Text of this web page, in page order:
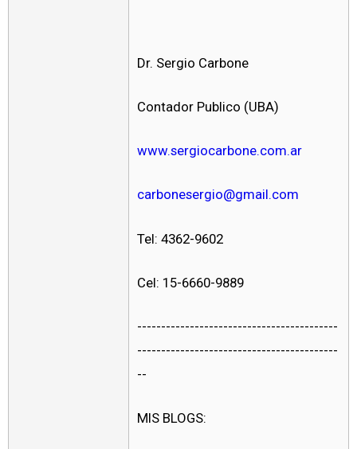
Dr. Sergio Carbone
Contador Publico (UBA)
www.sergiocarbone.com.ar
carbonesergio@gmail.com
Tel: 4362-9602
Cel: 15-6660-9889
------------------------------------------
------------------------------------------
--
MIS BLOGS: